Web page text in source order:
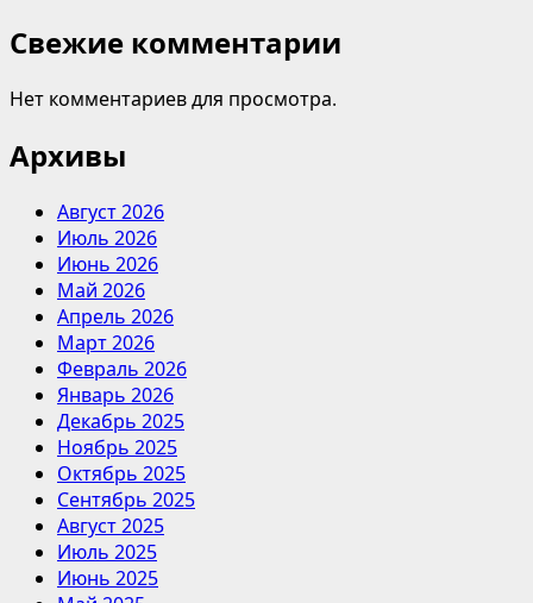
Свежие комментарии
Нет комментариев для просмотра.
Архивы
Август 2026
Июль 2026
Июнь 2026
Май 2026
Апрель 2026
Март 2026
Февраль 2026
Январь 2026
Декабрь 2025
Ноябрь 2025
Октябрь 2025
Сентябрь 2025
Август 2025
Июль 2025
Июнь 2025